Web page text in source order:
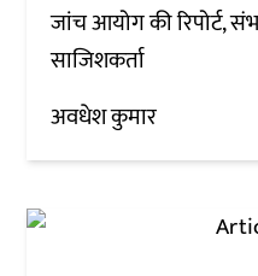
जांच आयोग की रिपोर्ट,
साजिशकर्ता
अवधेश कुमार